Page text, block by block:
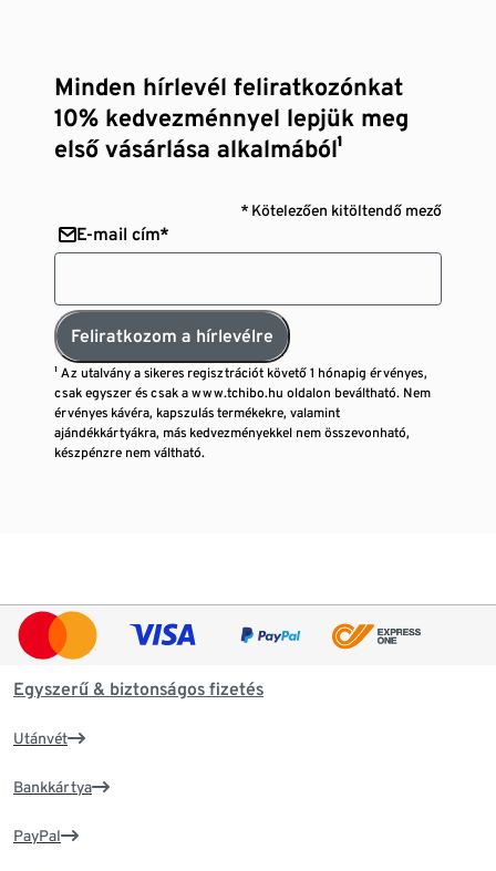
Minden hírlevél feliratkozónkat
10% kedvezménnyel lepjük meg
első vásárlása alkalmából¹
* Kötelezően kitöltendő mező
E-mail cím*
Feliratkozom a hírlevélre
¹ Az utalvány a sikeres regisztrációt követő 1 hónapig érvényes,
csak egyszer és csak a www.tchibo.hu oldalon beváltható. Nem
érvényes kávéra, kapszulás termékekre, valamint
ajándékkártyákra, más kedvezményekkel nem összevonható,
készpénzre nem váltható.
Egyszerű & biztonságos fizetés
Utánvét
Bankkártya
PayPal